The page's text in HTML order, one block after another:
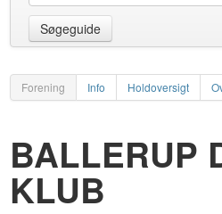
Søgeguide
Forening Info Holdoversigt
BALLERUP
KLUB